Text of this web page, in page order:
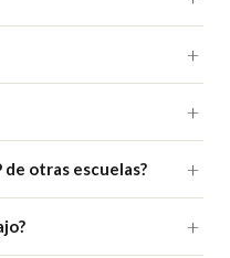
otras escuelas?